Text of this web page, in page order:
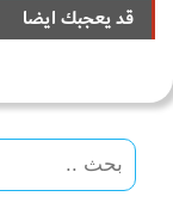
قد يعجبك ايضا